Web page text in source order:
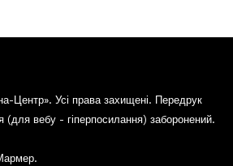
Центр». Усі права захищені. Передрук
(для вебу - гіперпосилання) заборонений.